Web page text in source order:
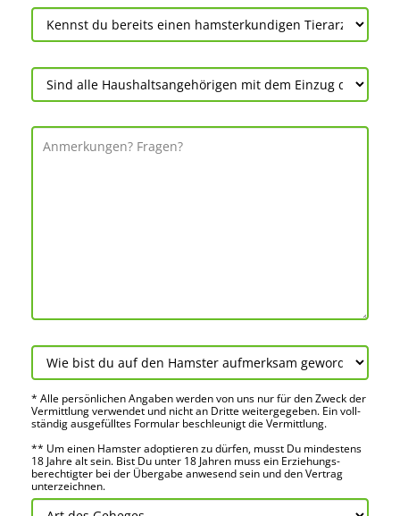
* Alle persön­lichen Angaben werden von uns nur für den Zweck der
Vermitt­lung verwendet und nicht an Dritte weiter­gegeben. Ein voll­
ständig ausge­fülltes Formular beschleu­nigt die Vermitt­lung.
** Um einen Hamster adoptieren zu dürfen, musst Du mindes­tens
18 Jahre alt sein. Bist Du unter 18 Jahren muss ein Erziehungs­
berechtigter bei der Über­gabe anwes­end sein und den Vertrag
unter­zeichnen.